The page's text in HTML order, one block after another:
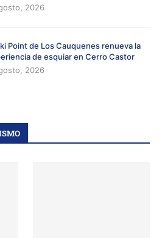
2026
Point de Los Cauquenes renueva la
de esquiar en Cerro Castor
2026